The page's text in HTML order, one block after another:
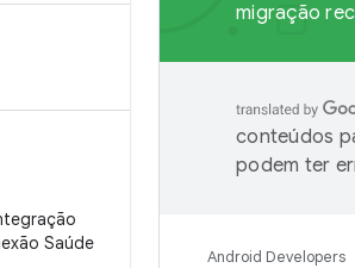
Saúde
migração
conteúdos
podem ter
Android Developers